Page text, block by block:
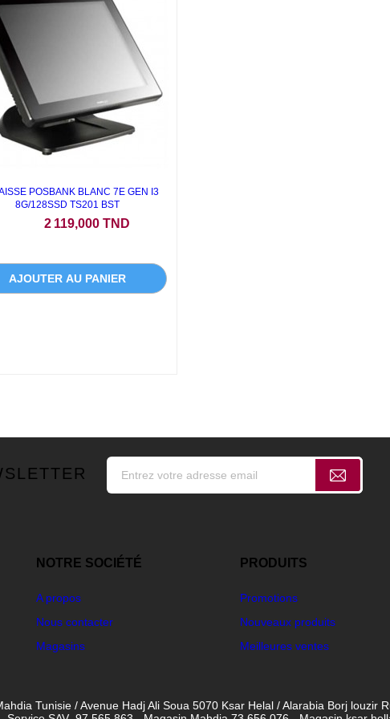
POSBANK BLANC 7E GEN I3
8G/128SSD TS201 BST
2 119,000 TND
AJOUTER AU PANIER
NOTRE SOCIÉTÉ
A propos
Nous contacter
Magasins
PRODUITS
Promotions
Nouveaux produits
Meilleures ventes
Tunisie / Avenue Hadj Ali Soua 5070 Ksar Helal / Alarabia Borj louzir